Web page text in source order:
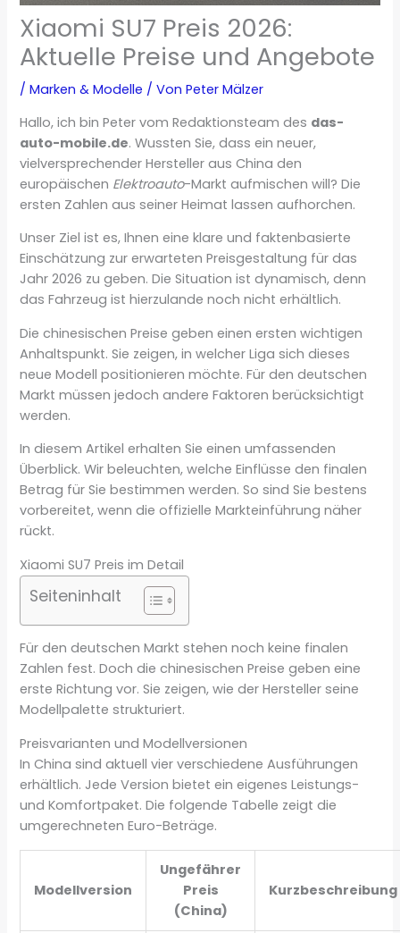
Xiaomi SU7 Preis 2026:
Aktuelle Preise und Angebote
/Marken & Modelle / VonPeter Mälzer
Hallo, ich bin Peter vom Redaktionsteam des das-
auto-mobile.de. Wussten Sie, dass ein neuer,
vielversprechender Hersteller aus China den
europäischen Elektroauto-Markt aufmischen will? Die
ersten Zahlen aus seiner Heimat lassen aufhorchen.
Unser Ziel ist es, Ihnen eine klare und faktenbasierte
Einschätzung zur erwarteten Preisgestaltung für das
Jahr 2026 zu geben. Die Situation ist dynamisch, denn
das Fahrzeug ist hierzulande noch nicht erhältlich.
Die chinesischen Preise geben einen ersten wichtigen
Anhaltspunkt. Sie zeigen, in welcher Liga sich dieses
neue Modell positionieren möchte. Für den deutschen
Markt müssen jedoch andere Faktoren berücksichtigt
werden.
In diesem Artikel erhalten Sie einen umfassenden
Überblick. Wir beleuchten, welche Einflüsse den finalen
Betrag für Sie bestimmen werden. So sind Sie bestens
vorbereitet, wenn die offizielle Markteinführung näher
rückt.
Xiaomi SU7 Preis im Detail
Seiteninhalt
Für den deutschen Markt stehen noch keine finalen
Zahlen fest. Doch die chinesischen Preise geben eine
erste Richtung vor. Sie zeigen, wie der Hersteller seine
Modellpalette strukturiert.
Preisvarianten und Modellversionen
In China sind aktuell vier verschiedene Ausführungen
erhältlich. Jede Version bietet ein eigenes Leistungs-
und Komfortpaket. Die folgende Tabelle zeigt die
umgerechneten Euro-Beträge.
Modellversion
Ungefährer
Preis
(China)
Kurzbeschreibung